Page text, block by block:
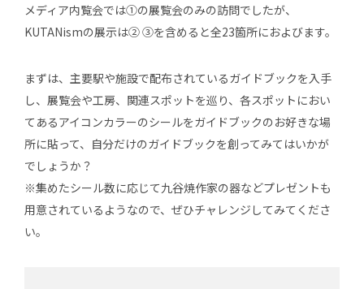
メディア内覧会では①の展覧会のみの訪問でしたが、
KUTANismの展示は② ③を含めると全23箇所におよびます。
まずは、主要駅や施設で配布されているガイドブックを入手
し、展覧会や工房、関連スポットを巡り、各スポットにおい
てあるアイコンカラーのシールをガイドブックのお好きな場
所に貼って、自分だけのガイドブックを創ってみてはいかが
でしょうか？
※集めたシール数に応じて九谷焼作家の器などプレゼントも
用意されているようなので、ぜひチャレンジしてみてくださ
い。